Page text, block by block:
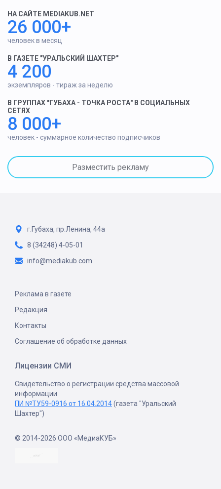
НА САЙТЕ MEDIAKUB.NET
26 000+
человек в месяц
В ГАЗЕТЕ "УРАЛЬСКИЙ ШАХТЕР"
4 200
экземпляров - тираж за неделю
В ГРУППАХ "ГУБАХА - ТОЧКА РОСТА" В СОЦИАЛЬНЫХ
СЕТЯХ
8 000+
человек - суммарное количество подписчиков
Разместить рекламу
г.Губаха, пр.Ленина, 44а
8 (34248) 4-05-01
info@mediakub.com
Реклама в газете
Редакция
Контакты
Соглашение об обработке данных
Лицензии СМИ
Свидетельство о регистрации средства массовой
информации
ПИ №ТУ59-0916 от 16.04.2014(газета "Уральский
Шахтер")
© 2014-2026 ООО «МедиаКУБ»